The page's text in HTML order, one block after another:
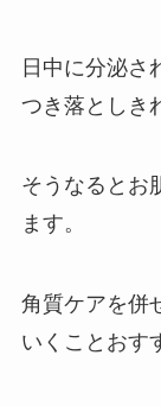
日中に分泌さ
つき落としき
そうなるとお
ます。
角質ケアを併
いくことおす